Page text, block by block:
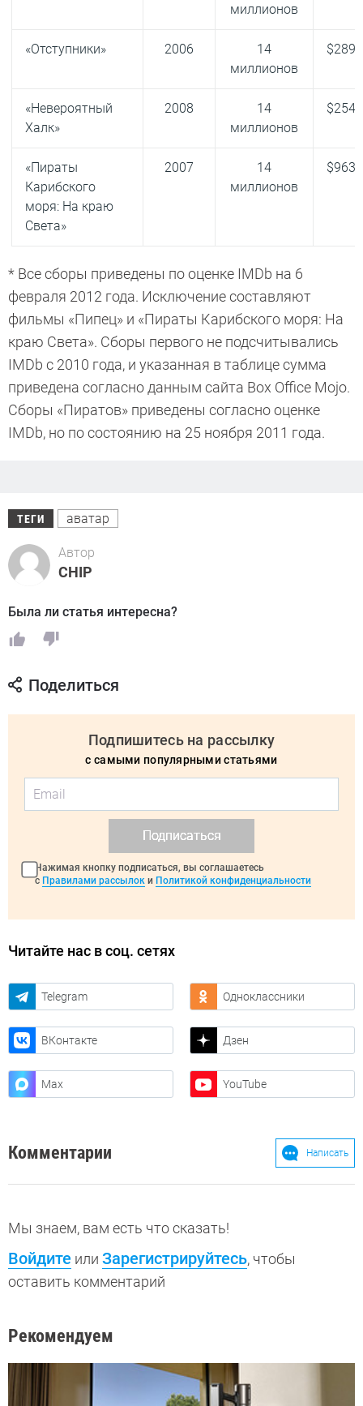
миллионов
«Отступники» 2006
14
миллионов
«Невероятный
Халк»
2008
14
миллионов
«Пираты
Карибского
моря: На краю
Света»
2007
14
миллионов
* Все сборы приведены по оценке IMDb на 6
февраля 2012 года. Исключение составляют
фильмы «Пипец» и «Пираты Карибского моря: На
краю Света». Сборы первого не подсчитывались
IMDb с 2010 года, и указанная в таблице сумма
приведена согласно данным сайта Box Office Mojo.
Сборы «Пиратов» приведены согласно оценке
IMDb, но по состоянию на 25 ноября 2011 года.
ТЕГИ аватар
Автор
CHIP
Была ли статья интересна?
Поделиться
Подпишитесь на рассылку
с самыми популярными статьями
Подписаться
Нажимая кнопку подписаться, вы соглашаетесь
с Правилами рассылок и Политикой конфиденциальности
Читайте нас в соц. сетях
Telegram Одноклассники
ВКонтакте Дзен
Max YouTube
Комментарии Написать
Мы знаем, вам есть что сказать!
Войдите или Зарегистрируйтесь, чтобы
оставить комментарий
Рекомендуем